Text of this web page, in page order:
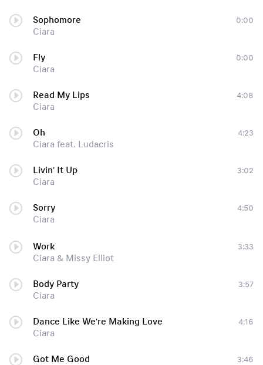
Sophomore
Ciara
0:00
Fly
Ciara
0:00
Read My Lips
Ciara
4:08
Oh
Ciara feat. Ludacris
4:23
Livin' It Up
Ciara
3:02
Sorry
Ciara
4:50
Work
Ciara & Missy Elliot
3:33
Body Party
Ciara
3:57
Dance Like We're Making Love
Ciara
4:16
Got Me Good
3:46